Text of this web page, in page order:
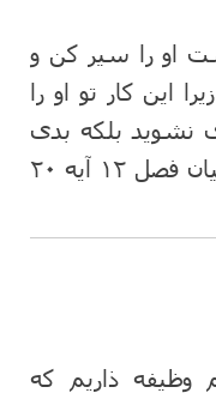
او را سیر کن و
این کار تو او را
نشوید بلکه بدی
را با خوبی مغلوب سازید (رومیان فصل ۱۲ آیه ۲۰
ذاریم که